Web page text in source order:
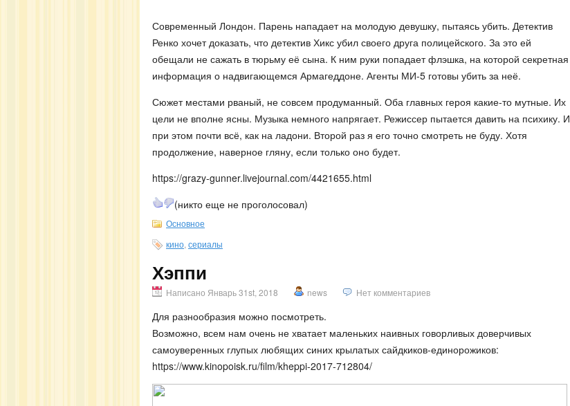
Современный Лондон. Парень нападает на молодую девушку, пытаясь убить. Детектив
Ренко хочет доказать, что детектив Хикс убил своего друга полицейского. За это ей
обещали не сажать в тюрьму её сына. К ним руки попадает флэшка, на которой секретная
информация о надвигающемся Армагеддоне. Агенты МИ-5 готовы убить за неё.
Сюжет местами рваный, не совсем продуманный. Оба главных героя какие-то мутные. Их
цели не вполне ясны. Музыка немного напрягает. Режиссер пытается давить на психику. И
при этом почти всё, как на ладони. Второй раз я его точно смотреть не буду. Хотя
продолжение, наверное гляну, если только оно будет.
https://grazy-gunner.livejournal.com/4421655.html
(никто еще не проголосовал)
Основное
кино сериалы
Хэппи
Написано Январь 31st, 2018 news Нет комментариев
Для разнообразия можно посмотреть.
Возможно, всем нам очень не хватает маленьких наивных говорливых доверчивых
самоуверенных глупых любящих синих крылатых сайдкиков-единорожиков:
https://www.kinopoisk.ru/film/kheppi-2017-712804/